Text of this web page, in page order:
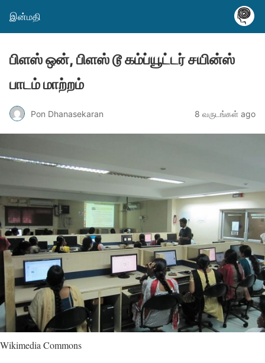
இன்மதி
பிளஸ் ஒன், பிளஸ் டூ கம்ப்யூட்டர் சயின்ஸ்
பாடம் மாற்றம்
Pon Dhanasekaran 8 வருடங்கள் ago
Wikimedia Commons